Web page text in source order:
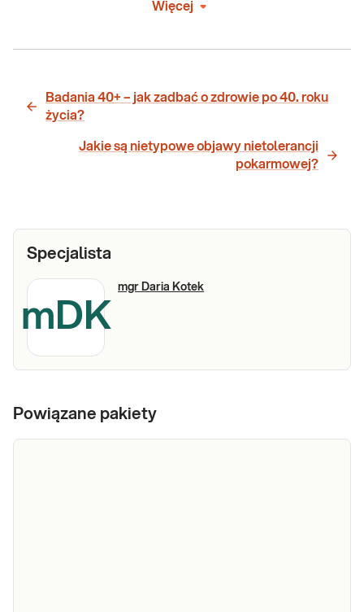
Więcej
Badania 40+ – jak zadbać o zdrowie po 40. roku
życia?
Jakie są nietypowe objawy nietolerancji
pokarmowej?
Specjalista
mDK
mgr Daria Kotek
Powiązane pakiety